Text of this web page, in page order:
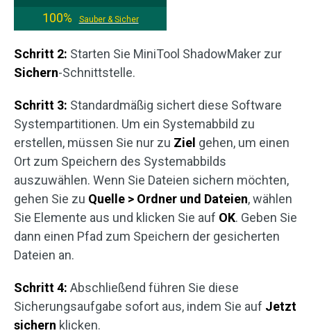
100%
Sauber & Sicher
Schritt 2: Starten Sie MiniTool ShadowMaker zur
Sichern-Schnittstelle.
Schritt 3: Standardmäßig sichert diese Software
Systempartitionen. Um ein Systemabbild zu
erstellen, müssen Sie nur zu Ziel gehen, um einen
Ort zum Speichern des Systemabbilds
auszuwählen. Wenn Sie Dateien sichern möchten,
gehen Sie zu Quelle > Ordner und Dateien, wählen
Sie Elemente aus und klicken Sie auf OK. Geben Sie
dann einen Pfad zum Speichern der gesicherten
Dateien an.
Schritt 4: Abschließend führen Sie diese
Sicherungsaufgabe sofort aus, indem Sie auf Jetzt
sichern klicken.